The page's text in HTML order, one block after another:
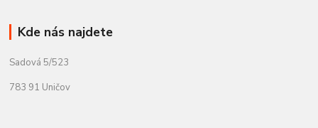
Kde nás najdete
Sadová 5/523
783 91 Uničov